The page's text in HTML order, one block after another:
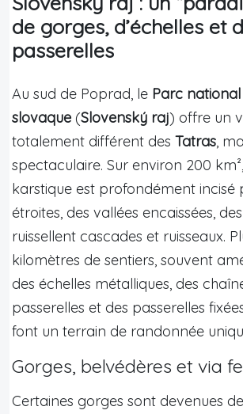
de gorges, d’échelles et
passerelles
Au sud de Poprad, le Parc
slovaque (Slovenský raj) offre un
totalement différent des Tatras,
spectaculaire. Sur environ 200
karstique est profondément incisé
étroites, des vallées encaissées,
ruissellent cascades et ruisseaux.
kilomètres de sentiers, souvent
des échelles métalliques, des
passerelles et des passerelles
font un terrain de randonnée
Gorges, belvédères et via
Certaines gorges sont devenues